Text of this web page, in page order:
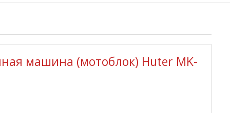
машина (мотоблок) Huter MK-